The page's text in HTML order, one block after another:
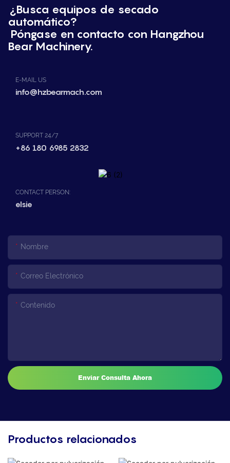
¿Busca equipos de secado
automático?
Póngase en contacto con Hangzhou
Bear Machinery.
E-MAIL US
info@hzbearmach.com
SUPPORT 24/7
+86 180 6985 2832
CONTACT PERSON:
elsie
Nombre
Correo Electrónico
Contenido
Enviar Consulta Ahora
Productos relacionados